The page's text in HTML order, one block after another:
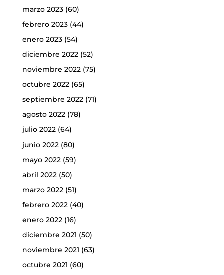
marzo 2023(60)
febrero 2023(44)
enero 2023(54)
diciembre 2022(52)
noviembre 2022(75)
octubre 2022(65)
septiembre 2022(71)
agosto 2022(78)
julio 2022(64)
junio 2022(80)
mayo 2022(59)
abril 2022(50)
marzo 2022(51)
febrero 2022(40)
enero 2022(16)
diciembre 2021 (50)
noviembre 2021 (63)
octubre 2021 (60)